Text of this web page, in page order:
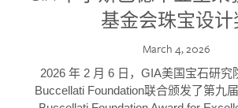
基金会珠宝设计
March 4, 2026
2026 年 2 月 6 日，GIA美国宝石研究
Buccellati Foundation联合颁发了第九